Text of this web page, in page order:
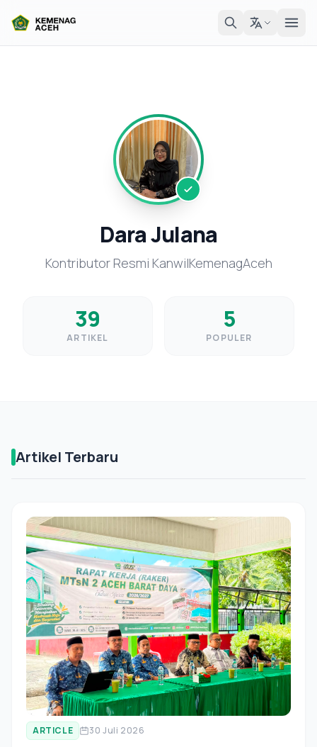
Dara Julana
Kontributor Resmi KanwilKemenagAceh
39
ARTIKEL
5
POPULER
Artikel Terbaru
ARTICLE 30 Juli 2026